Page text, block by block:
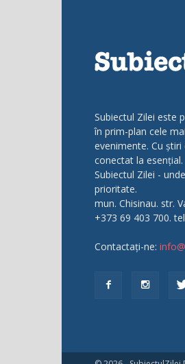
Subiectul Zilei este
în prim-plan cele
evenimente. Cu
conectat la
Subiectul Zilei -
prioritate.
mun. Chisinau. str.
+373 69 403 700.
Contactați-ne: